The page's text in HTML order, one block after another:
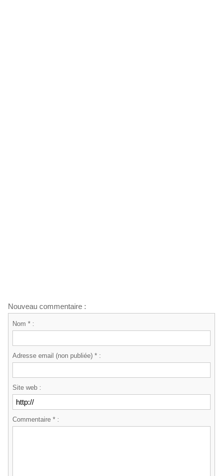
Nouveau commentaire :
Nom * :
Adresse email (non publiée) * :
Site web :
Commentaire * :